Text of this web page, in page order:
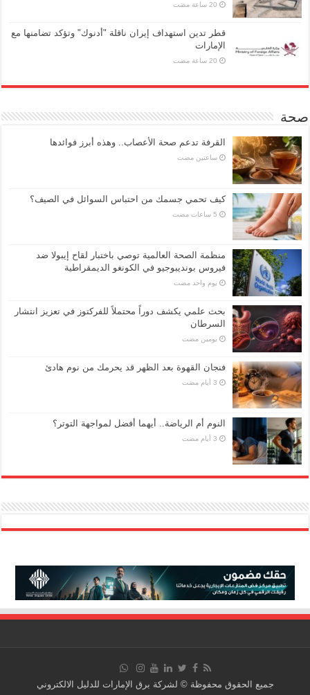
قطر تدين استهداف إيران ناقلة "أدنوك" وتؤكد تضامنها مع
الإمارات
صحة
القرفة تدعم صحة الأعصاب.. وهذه أبرز فوائدها
‏ساعتين مضت
كيف تحمي جسمك من احتباس السوائل في الصيف؟
منظمة الصحة العالمية توصي باختبار لقاح إيبولا ضد
فيروس بونديبوجيو في الكونغو الديمقراطية
‏يوم واحد مضت
بحث علمي يكشف دوراً محتملاً للفركتوز في تعزيز انتشار
السرطان
‏يومين مضت
فنجان القهوة بعد الظهر قد يحرمك من نوم هادئ
النوم أم الرياضة.. أيهما أفضل لمواجهة التوتر؟
جميع الحقوق محفوظة © لشركة برق الإمارات للدليل الالكتروني